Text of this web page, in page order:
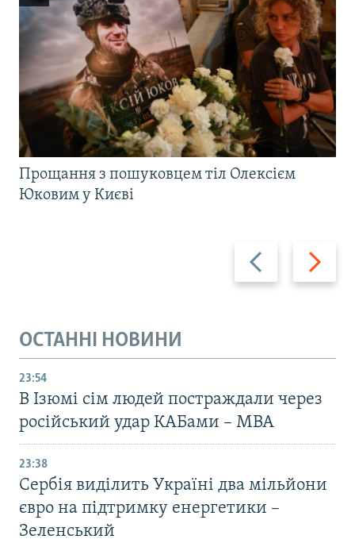
Назад Вперед
Прощання з пошуковцем тіл Олексієм
Юковим у Києві
ОСТАННІ НОВИНИ
23:54
В Ізюмі сім людей постраждали через
російський удар КАБами – МВА
23:38
Сербія виділить Україні два мільйони
євро на підтримку енергетики –
Зеленський